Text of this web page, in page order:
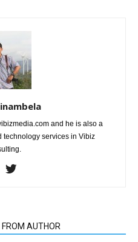
and he is also a
technology services in Vibiz
FROM AUTHOR